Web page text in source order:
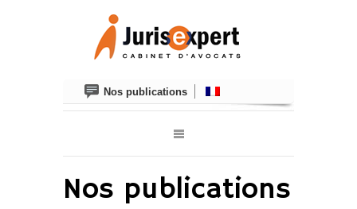
Nos publications
Nos publications